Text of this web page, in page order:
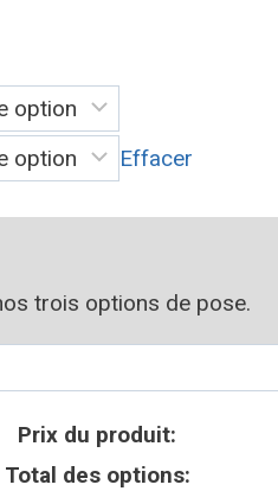
Effacer
trois options de pose.
Prix du produit:
Total des options: